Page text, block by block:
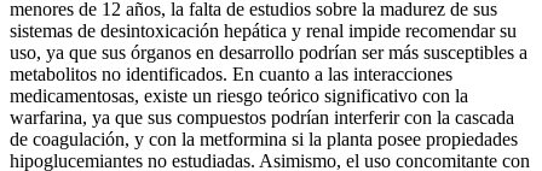
menores de 12 años, la falta de estudios sobre la madurez de sus
sistemas de desintoxicación hepática y renal impide recomendar su
uso, ya que sus órganos en desarrollo podrían ser más susceptibles a
metabolitos no identificados. En cuanto a las interacciones
medicamentosas, existe un riesgo teórico significativo con la
warfarina, ya que sus compuestos podrían interferir con la cascada
de coagulación, y con la metformina si la planta posee propiedades
hipoglucemiantes no estudiadas. Asimismo, el uso concomitante con